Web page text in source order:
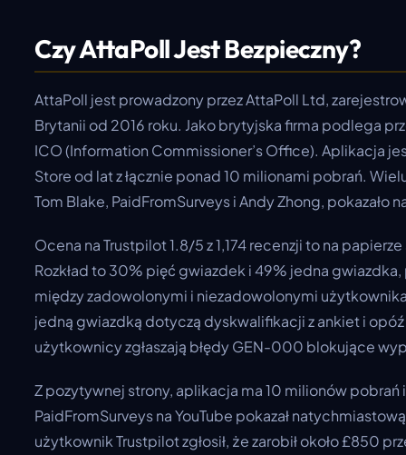
Czy AttaPoll Jest Bezpieczny?
AttaPoll jest prowadzony przez AttaPoll Ltd,
Brytanii od 2016 roku. Jako brytyjska firma podlega
ICO (Information Commissioner’s Office). Aplikacja
Store od lat z łącznie ponad 10 milionami pobrań.
Tom Blake, PaidFromSurveys i Andy Zhong, pokazało
Ocena na Trustpilot 1.8/5 z 1,174 recenzji to na
Rozkład to 30% pięć gwiazdek i 49% jedna
między zadowolonymi i niezadowolonymi
jedną gwiazdką dotyczą dyskwalifikacji z ankiet i
użytkownicy zgłaszają błędy GEN-000 blokujące
Z pozytywnej strony, aplikacja ma 10 milionów
PaidFromSurveys na YouTube pokazał
użytkownik Trustpilot zgłosił, że zarobił około £850